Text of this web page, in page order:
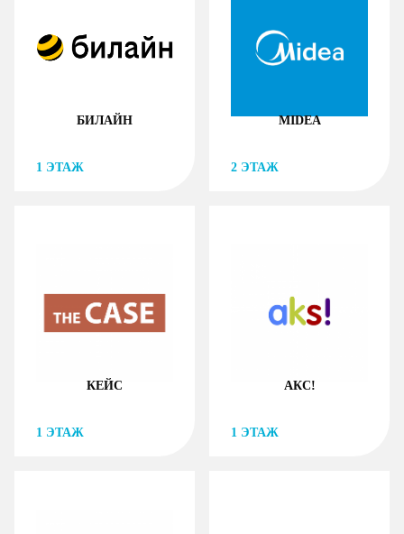
БИЛАЙН
1 ЭТАЖ
MIDEA
2 ЭТАЖ
КЕЙС
1 ЭТАЖ
АКС!
1 ЭТАЖ